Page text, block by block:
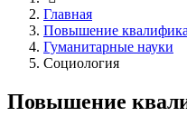
Главная
Повышение
Гуманитарные науки
Социология
Повышение